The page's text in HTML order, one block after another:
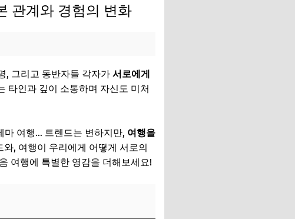
관계와 경험의 변화
, 그리고 동반자들 각자가 서로에게
타인과 깊이 소통하며 자신도 미처
마 여행… 트렌드는 변하지만, 여행을
, 여행이 우리에게 어떻게 서로의
여행에 특별한 영감을 더해보세요!